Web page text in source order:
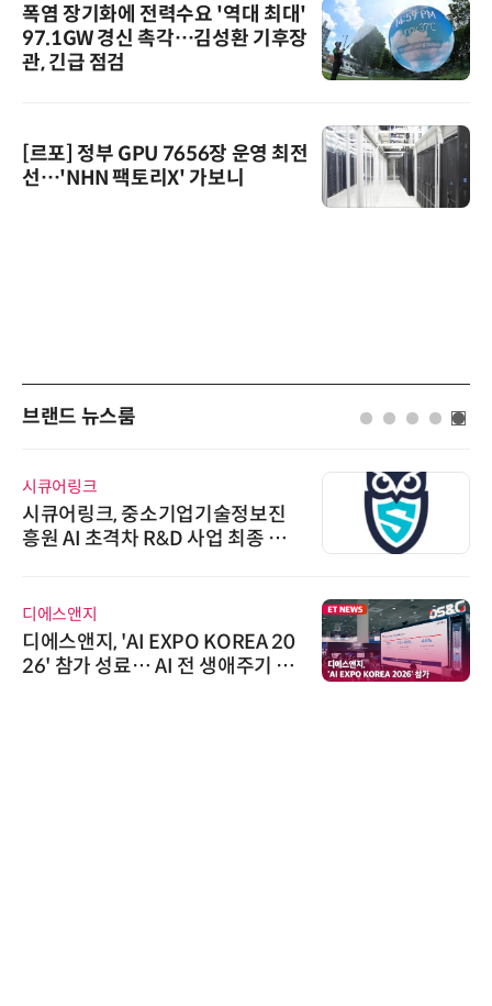
폭염 장기화에 전력수요 '역대 최대'
97.1GW 경신 촉각…김성환 기후장
관, 긴급 점검
[르포] 정부 GPU 7656장 운영 최전
선…'NHN 팩토리X' 가보니
브랜드 뉴스룸
시큐어링크
시큐어링크, 중소기업기술정보진
흥원 AI 초격차 R&D 사업 최종 선
디에스앤지
디에스앤지, 'AI EXPO KOREA 20
26' 참가 성료… AI 전 생애주기 아